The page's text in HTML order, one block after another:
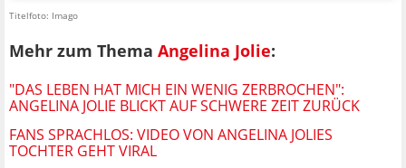
Titelfoto: Imago
Mehr zum Thema Angelina Jolie:
"DAS LEBEN HAT MICH EIN WENIG ZERBROCHEN":
ANGELINA JOLIE BLICKT AUF SCHWERE ZEIT ZURÜCK
FANS SPRACHLOS: VIDEO VON ANGELINA JOLIES
TOCHTER GEHT VIRAL